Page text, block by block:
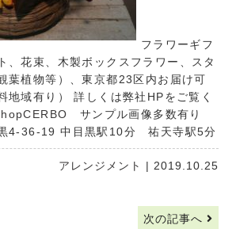
フラワーギフ
、花束、木製ボックスフラワー、スタ
葉植物等）、東京都23区内お届け可
地域有り） 詳しくは弊社HPをご覧く
サンプル画像多数有り
4-36-19 中目黒駅10分 祐天寺駅5分
アレンジメント | 2019.10.25
次の記事へ